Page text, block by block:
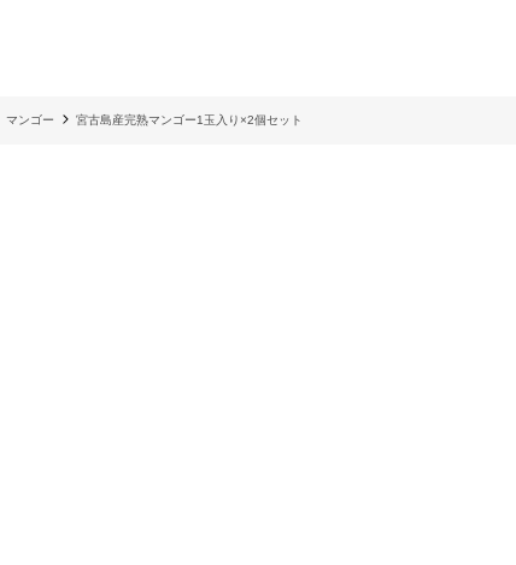
マンゴー 宮古島産完熟マンゴー1玉入り×2個セット